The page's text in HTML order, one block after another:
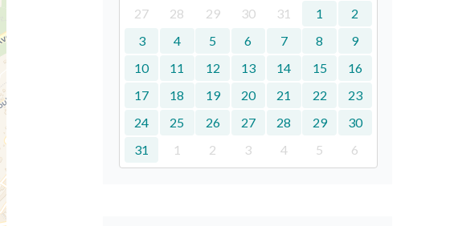
27 28 29 30 31 1
2
3
4 5 6 7 8
9
10
11 12 13 14 15
16
17
18 19 20 21 22
23
24
25 26 27 28 29
30
31
1 2 3 4 5 6